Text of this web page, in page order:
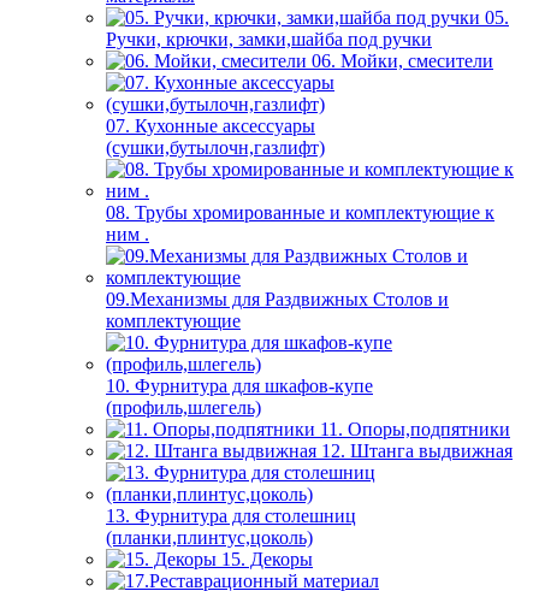
05.
Ручки, крючки, замки,шайба под ручки
06. Мойки, смесители
07. Кухонные аксессуары
(сушки,бутылочн,газлифт)
08. Трубы хромированные и комплектующие к
ним .
09.Механизмы для Раздвижных Столов и
комплектующие
10. Фурнитура для шкафов-купе
(профиль,шлегель)
11. Опоры,подпятники
12. Штанга выдвижная
13. Фурнитура для столешниц
(планки,плинтус,цоколь)
15. Декоры